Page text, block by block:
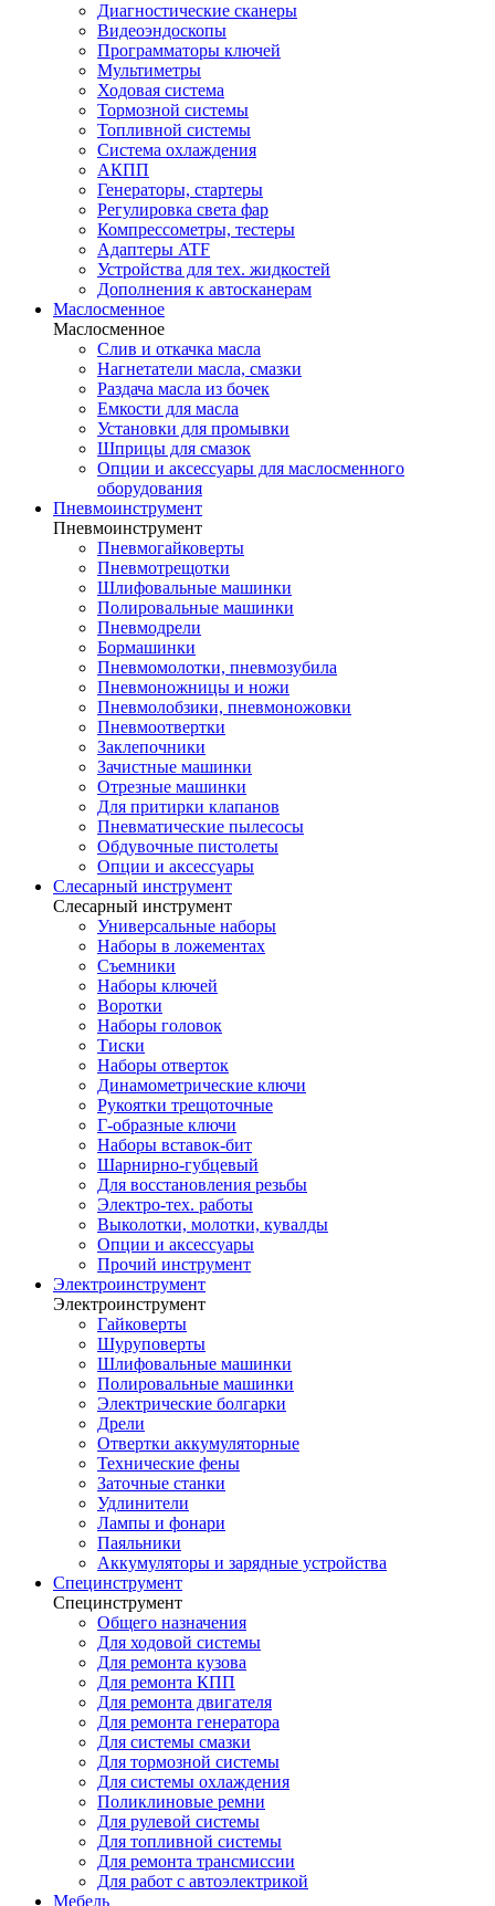
Диагностические сканеры
Видеоэндоскопы
Программаторы ключей
Мультиметры
Ходовая система
Тормозной системы
Топливной системы
Система охлаждения
АКПП
Генераторы, стартеры
Регулировка света фар
Компрессометры, тестеры
Адаптеры ATF
Устройства для тех. жидкостей
Дополнения к автосканерам
Маслосменное
Маслосменное
Слив и откачка масла
Нагнетатели масла, смазки
Раздача масла из бочек
Емкости для масла
Установки для промывки
Шприцы для смазок
Опции и аксессуары для маслосменного
оборудования
Пневмоинструмент
Пневмоинструмент
Пневмогайковерты
Пневмотрещотки
Шлифовальные машинки
Полировальные машинки
Пневмодрели
Бормашинки
Пневмомолотки, пневмозубила
Пневмоножницы и ножи
Пневмолобзики, пневмоножовки
Пневмоотвертки
Заклепочники
Зачистные машинки
Отрезные машинки
Для притирки клапанов
Пневматические пылесосы
Обдувочные пистолеты
Опции и аксессуары
Слесарный инструмент
Слесарный инструмент
Универсальные наборы
Наборы в ложементах
Съемники
Наборы ключей
Воротки
Наборы головок
Тиски
Наборы отверток
Динамометрические ключи
Рукоятки трещоточные
Г-образные ключи
Наборы вставок-бит
Шарнирно-губцевый
Для восстановления резьбы
Электро-тех. работы
Выколотки, молотки, кувалды
Опции и аксессуары
Прочий инструмент
Электроинструмент
Электроинструмент
Гайковерты
Шуруповерты
Шлифовальные машинки
Полировальные машинки
Электрические болгарки
Дрели
Отвертки аккумуляторные
Технические фены
Заточные станки
Удлинители
Лампы и фонари
Паяльники
Аккумуляторы и зарядные устройства
Специнструмент
Специнструмент
Общего назначения
Для ходовой системы
Для ремонта кузова
Для ремонта КПП
Для ремонта двигателя
Для ремонта генератора
Для системы смазки
Для тормозной системы
Для системы охлаждения
Поликлиновые ремни
Для рулевой системы
Для топливной системы
Для ремонта трансмиссии
Для работ с автоэлектрикой
Мебель